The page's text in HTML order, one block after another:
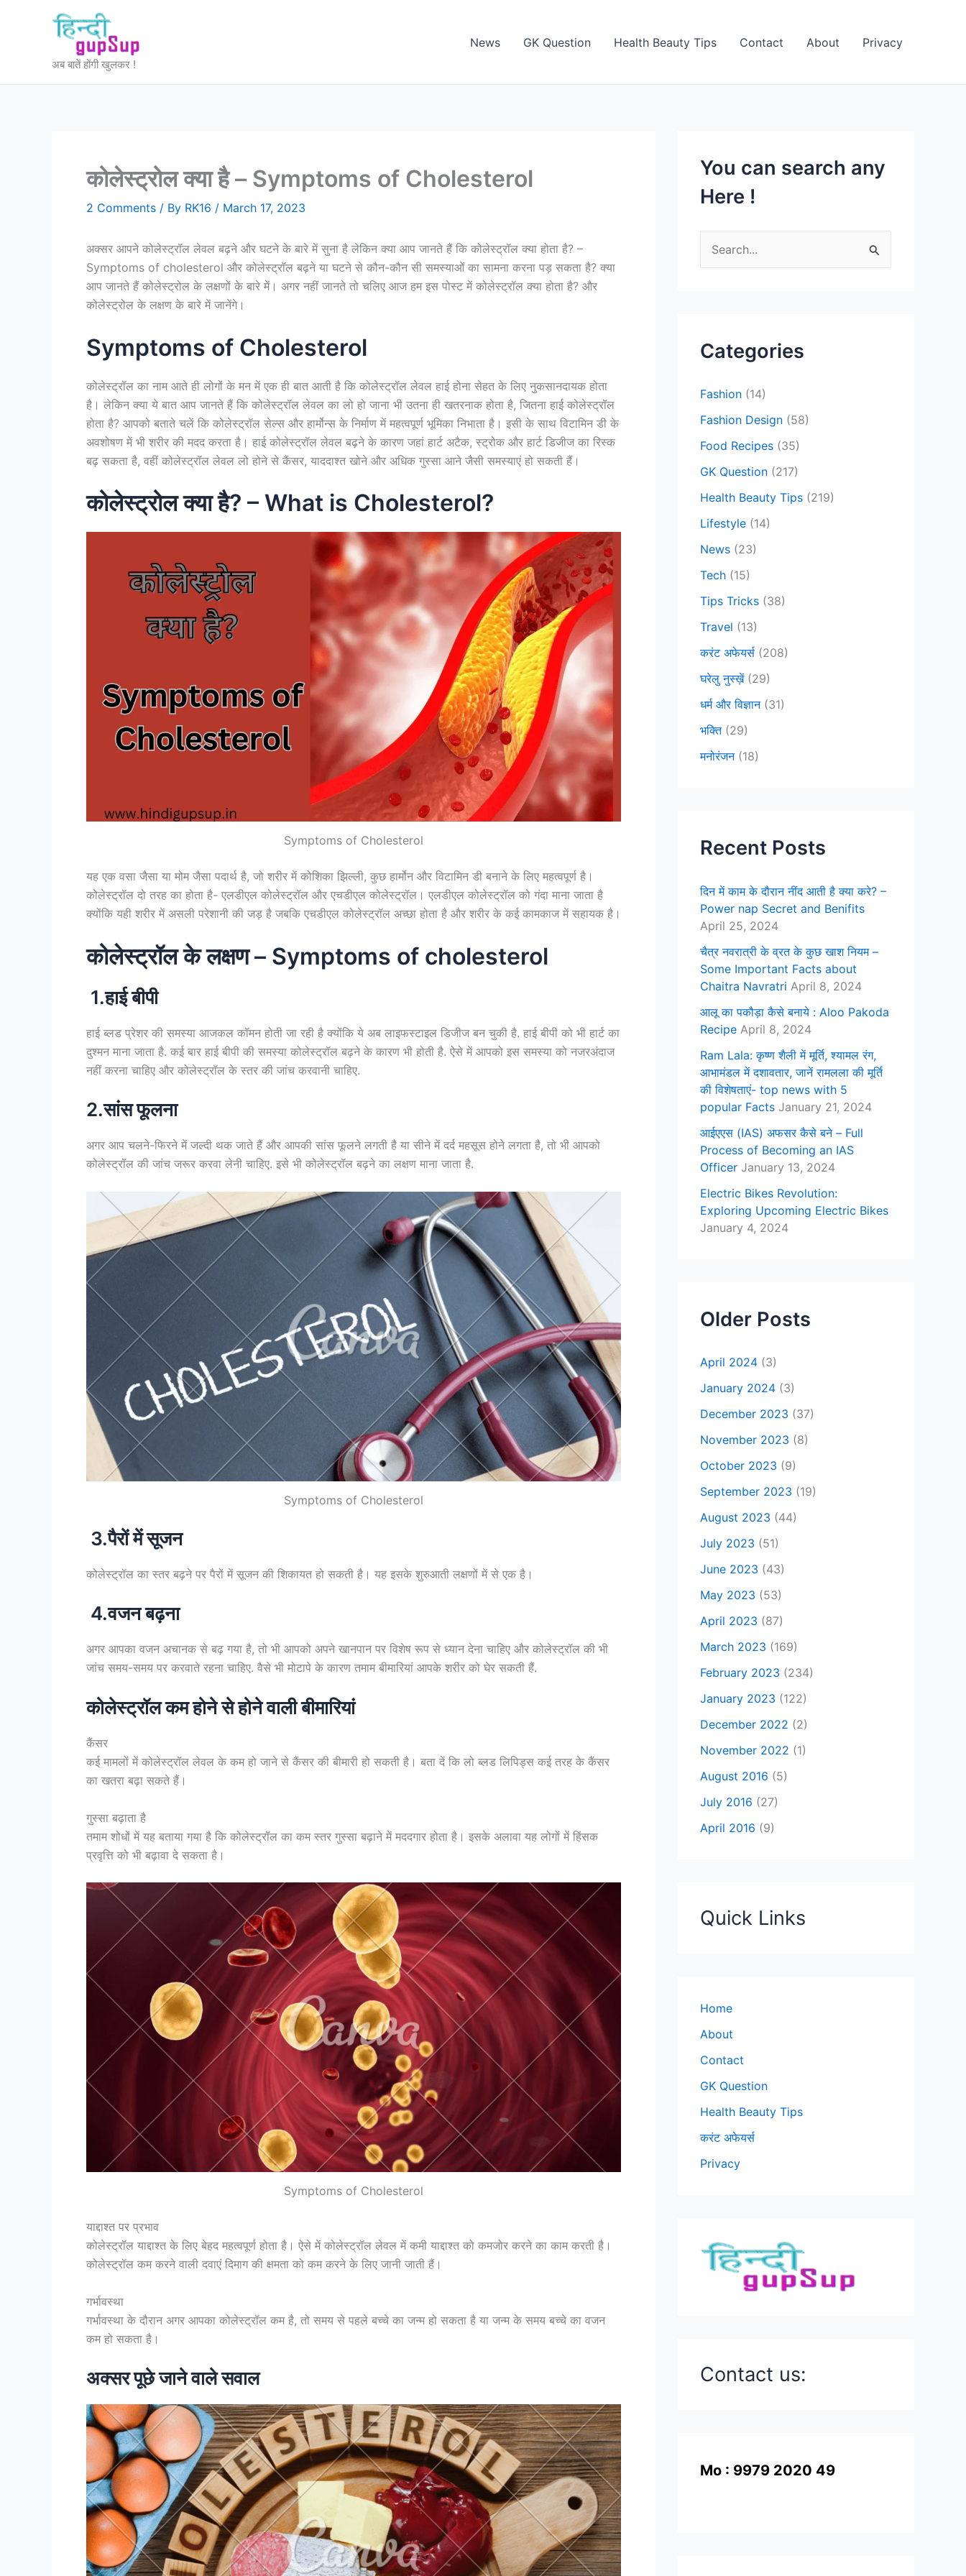
अब बातें होंगी खुलकर !
News GK Question Health Beauty Tips Contact About Privacy
कोलेस्ट्रोल क्या है – Symptoms of Cholesterol
2 Comments / By RK16 / March 17, 2023
अक्सर आपने कोलेस्ट्रॉल लेवल बढ़ने और घटने के बारे में सुना है लेकिन क्या आप जानते हैं कि कोलेस्ट्रॉल क्या होता है? –
Symptoms of cholesterol और कोलेस्ट्रॉल बढ़ने या घटने से कौन-कौन सी समस्याओं का सामना करना पड़ सकता है? क्या
आप जानते हैं कोलेस्ट्रोल के लक्षणों के बारे में। अगर नहीं जानते तो चलिए आज हम इस पोस्ट में कोलेस्ट्रॉल क्या होता है? और
कोलेस्ट्रोल के लक्षण के बारे में जानेंगे।
Symptoms of Cholesterol
कोलेस्ट्रॉल का नाम आते ही लोगों के मन में एक ही बात आती है कि कोलेस्ट्रॉल लेवल हाई होना सेहत के लिए नुकसानदायक होता
है। लेकिन क्या ये बात आप जानते हैं कि कोलेस्ट्रॉल लेवल का लो हो जाना भी उतना ही खतरनाक होता है, जितना हाई कोलेस्ट्रॉल
होता है? आपको बताते चलें कि कोलेस्ट्रॉल सेल्स और हार्मोन्स के निर्माण में महत्वपूर्ण भूमिका निभाता है। इसी के साथ विटामिन डी के
अवशोषण में भी शरीर की मदद करता है। हाई कोलेस्ट्रॉल लेवल बढ़ने के कारण जहां हार्ट अटैक, स्ट्रोक और हार्ट डिजीज का रिस्क
बढ़ सकता है, वहीं कोलेस्ट्रॉल लेवल लो होने से कैंसर, याददाश्त खोने और अधिक गुस्सा आने जैसी समस्याएं हो सकती हैं।
कोलेस्ट्रोल क्या है? – What is Cholesterol?
Symptoms of Cholesterol
यह एक वसा जैसा या मोम जैसा पदार्थ है, जो शरीर में कोशिका झिल्ली, कुछ हार्मोन और विटामिन डी बनाने के लिए महत्वपूर्ण है।
कोलेस्ट्रॉल दो तरह का होता है- एलडीएल कोलेस्ट्रॉल और एचडीएल कोलेस्ट्रॉल। एलडीएल कोलेस्ट्रॉल को गंदा माना जाता है
क्योंकि यही शरीर में असली परेशानी की जड़ है जबकि एचडीएल कोलेस्ट्रॉल अच्छा होता है और शरीर के कई कामकाज में सहायक है।
कोलेस्ट्रॉल के लक्षण – Symptoms of cholesterol
1.हाई बीपी
हाई ब्‍लड प्रेशर की समस्‍या आजकल कॉमन होती जा रही है क्‍योंकि ये अब लाइफस्‍टाइल डिजीज बन चुकी है. हाई बीपी को भी हार्ट का
दुश्‍मन माना जाता है. कई बार हाई बीपी की समस्‍या कोलेस्‍ट्रॉल बढ़ने के कारण भी होती है. ऐसे में आपको इस समस्‍या को नजरअंदाज
नहीं करना चाहिए और कोलेस्‍ट्रॉल के स्‍तर की जांच करवानी चाहिए.
2.सांस फूलना
अगर आप चलने-फिरने में जल्‍दी थक जाते हैं और आपकी सांस फूलने लगती है या सीने में दर्द महसूस होने लगता है, तो भी आपको
कोलेस्‍ट्रॉल की जांच जरूर करवा लेनी चाहिए. इसे भी कोलेस्‍ट्रॉल बढ़ने का लक्षण माना जाता है.
Symptoms of Cholesterol
3.पैरों में सूजन
कोलेस्ट्रॉल का स्तर बढ़ने पर पैरों में सूजन की शिकायत हो सकती है। यह इसके शुरुआती लक्षणों में से एक है।
4.वजन बढ़ना
अगर आपका वजन अचानक से बढ़ गया है, तो भी आपको अपने खानपान पर विशेष रूप से ध्‍यान देना चाहिए और कोलेस्‍ट्रॉल की भी
जांच समय-समय पर करवाते रहना चाहिए. वैसे भी मोटापे के कारण तमाम बीमारियां आपके शरीर को घेर सकती हैं.
कोलेस्ट्रॉल कम होने से होने वाली बीमारियां
कैंसर
कई मामलों में कोलेस्ट्रॉल लेवल के कम हो जाने से कैंसर की बीमारी हो सकती है। बता दें कि लो ब्लड लिपिड्स कई तरह के कैंसर
का खतरा बढ़ा सकते हैं।
गुस्सा बढ़ाता है
तमाम शोधों में यह बताया गया है कि कोलेस्ट्रॉल का कम स्तर गुस्सा बढ़ाने में मददगार होता है। इसके अलावा यह लोगों में हिंसक
प्रवृत्ति को भी बढ़ावा दे सकता है।
Symptoms of Cholesterol
याद्दाश्त पर प्रभाव
कोलेस्ट्रॉल याद्दाश्त के लिए बेहद महत्वपूर्ण होता है। ऐसे में कोलेस्ट्रॉल लेवल में कमी याद्दाश्त को कमजोर करने का काम करती है।
कोलेस्ट्रॉल कम करने वाली दवाएं दिमाग की क्षमता को कम करने के लिए जानी जाती हैं।
गर्भावस्था
गर्भावस्था के दौरान अगर आपका कोलेस्ट्रॉल कम है, तो समय से पहले बच्चे का जन्म हो सकता है या जन्म के समय बच्चे का वजन
कम हो सकता है।
अक्सर पूछे जाने वाले सवाल
You can search any
Here !
e
h
o
r
:
Categories
Fashion (14)
Fashion Design (58)
Food Recipes (35)
GK Question (217)
Health Beauty Tips (219)
Lifestyle (14)
News (23)
Tech (15)
Tips Tricks (38)
Travel (13)
करंट अफेयर्स (208)
घरेलु नुस्ख़ें(29)
धर्म और विज्ञान(31)
भक्ति(29)
मनोरंजन(18)
Recent Posts
दिन में काम के दौरान नींद आती है क्या करे? –
Power nap Secret and Benifits
April 25, 2024
चैत्र नवरात्री के व्रत के कुछ खाश नियम –
Some Important Facts about
Chaitra Navratri April 8, 2024
आलू का पकौड़ा कैसे बनाये : Aloo Pakoda
Recipe April 8, 2024
Ram Lala: कृष्ण शैली में मूर्ति, श्यामल रंग,
आभामंडल में दशावतार, जानें रामलला की मूर्ति
की विशेषताएं- top news with 5
popular Facts January 21, 2024
आईएएस (IAS) अफसर कैसे बने – Full
Process of Becoming an IAS
Officer January 13, 2024
Electric Bikes Revolution:
Exploring Upcoming Electric Bikes
January 4, 2024
Older Posts
April 2024 (3)
January 2024 (3)
December 2023 (37)
November 2023 (8)
October 2023 (9)
September 2023 (19)
August 2023 (44)
July 2023 (51)
June 2023 (43)
May 2023 (53)
April 2023 (87)
March 2023 (169)
February 2023 (234)
January 2023 (122)
December 2022 (2)
November 2022 (1)
August 2016 (5)
July 2016 (27)
April 2016 (9)
Quick Links
Home
About
Contact
GK Question
Health Beauty Tips
करंट अफेयर्स
Privacy
Contact us:
Mo : 9979 2020 49